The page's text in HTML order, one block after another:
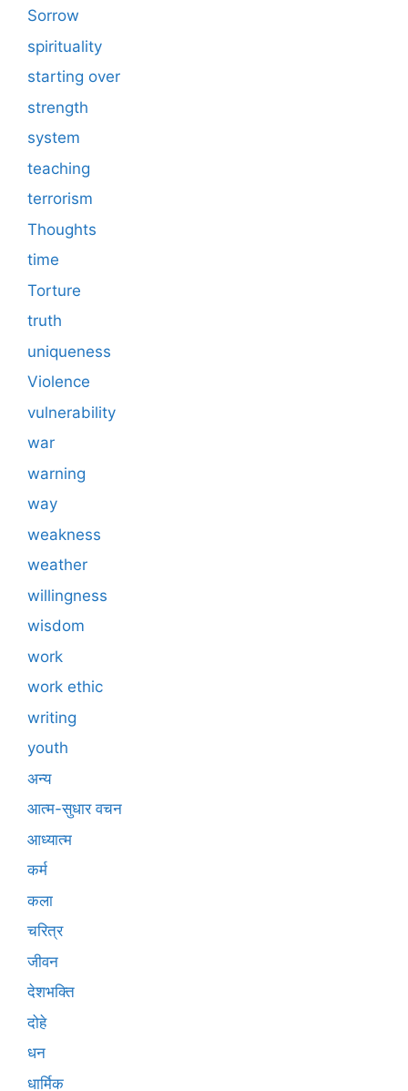
Sorrow
spirituality
starting over
strength
system
teaching
terrorism
Thoughts
time
Torture
truth
uniqueness
Violence
vulnerability
war
warning
way
weakness
weather
willingness
wisdom
work
work ethic
writing
youth
अन्य
आत्म-सुधार वचन
आध्यात्म
कर्म
कला
चरित्र
जीवन
देशभक्ति
दोहे
धन
धार्मिक